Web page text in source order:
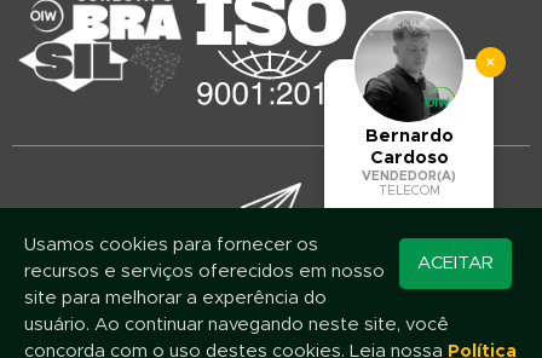
Mantenha-se atualizado!
Assine nossa newsletter e fique por dentro das novidades e promoções
×
Bernardo
Cardoso
VENDEDOR(A)
TELECOM
WhatsApp
ACEITAR
Usamos cookies para fornecer os
recursos e serviços oferecidos em nosso
site para melhorar a experência do
usuário. Ao continuar navegando neste site, você
concorda com o uso destes cookies. Leia nossa Política